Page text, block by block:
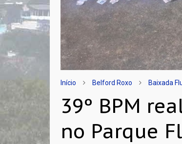
Início Belford Roxo Baixada
39º BPM
no Parque